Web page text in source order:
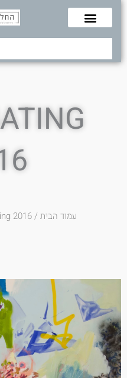
Search
Search Button
עמוד הבית/
2016